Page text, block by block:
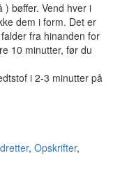
) bøffer. Vend hver i
dem i form. Det er
falder fra hinanden for
10 minutter, før du
i 2-3 minutter på
, Opskrifter,